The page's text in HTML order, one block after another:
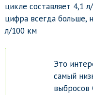
цикле составляет 4,1
цифра всегда больше,
л/100 км
Это
самый
выбросов